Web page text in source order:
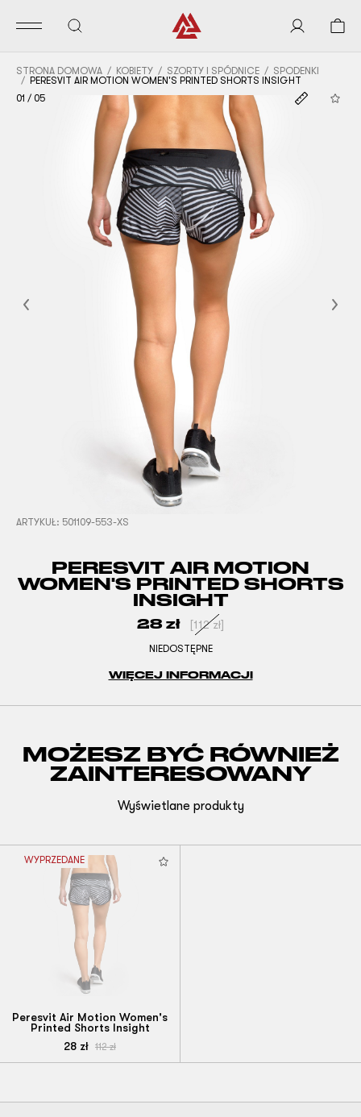
STRONA DOMOWA KOBIETY SZORTY I SPÓDNICE
SPODENKI
PERESVIT AIR MOTION WOMEN'S PRINTED SHORTS INSIGHT
01 / 05
Previous
ARTYKUŁ: 501109-553-XS
PERESVIT AIR MOTION
WOMEN'S PRINTED SHORTS
INSIGHT
28 zł [112 zł]
NIEDOSTĘPNE
WIĘCEJ INFORMACJI
MOŻESZ BYĆ RÓWNIEŻ
ZAINTERESOWANY
Wyświetlane produkty
WYPRZEDANE
Peresvit Air Motion Women's
Printed Shorts Insight
28 zł 112zł